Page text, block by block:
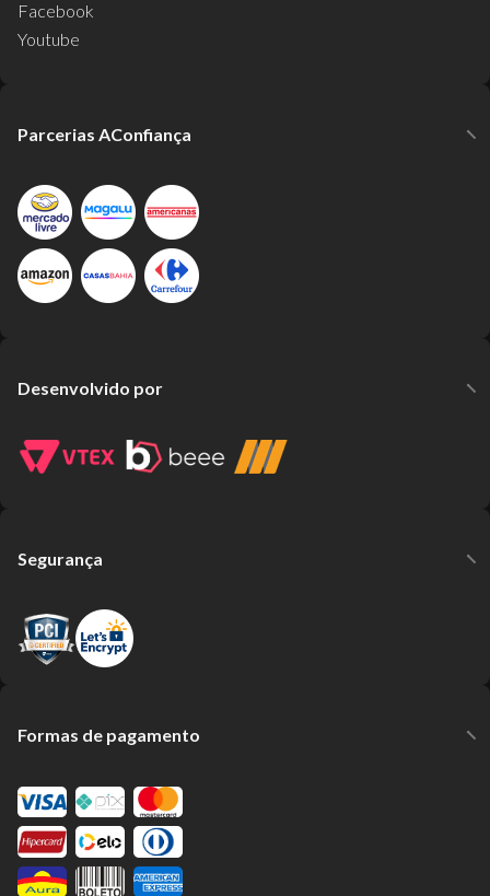
Facebook
Youtube
Parcerias AConfiança
Desenvolvido por
Segurança
Formas de pagamento